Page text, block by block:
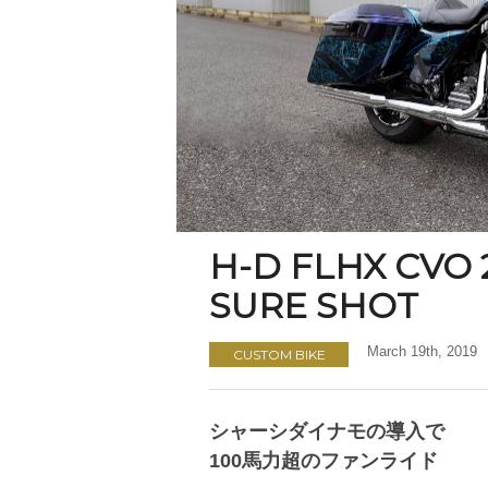
H-D FLHX CVO
SURE SHOT
CUSTOM BIKE March 19th, 2019
シャーシダイナモの導入で
100馬力超のファンライド